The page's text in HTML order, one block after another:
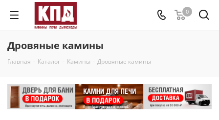
0
Дровяные камины
Главная - Каталог - Камины - Дровяные камины